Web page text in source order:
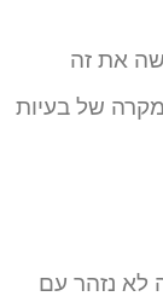
את זה
של בעיות
נזהר עם